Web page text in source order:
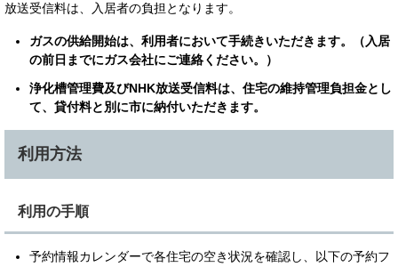
放送受信料は、入居者の負担となります。
ガスの供給開始は、 利用​者において手続きいただきます。（入居
の前日までにガス会社にご連絡ください。）
浄化槽管理費及びNHK放送受信料は、住宅の維持管理負担金とし
て、貸付料と別に市に納付いただきます。
利用方法
利用の手順
予約情報カレンダーで各住宅の空き状況を確認し、以下の予約フ